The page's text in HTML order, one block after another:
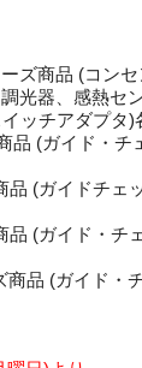
ズ商品 (コン
光器、感熱セ
ッチアダプタ)
品 (ガイド・
品 (ガイドチェ
品 (ガイド・チ
商品 (ガイド・